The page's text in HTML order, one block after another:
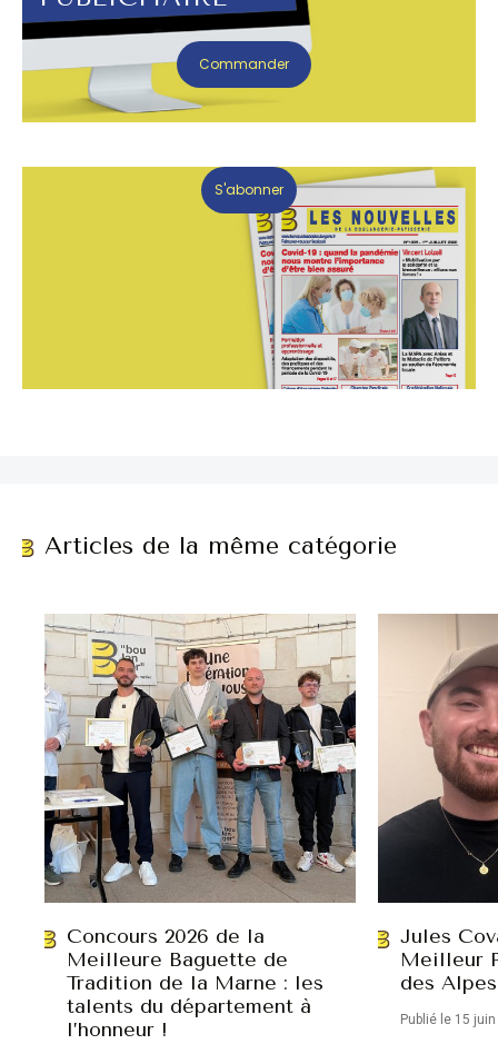
Commander
S'abonner
Articles de la même catégorie
Concours 2026 de la
Meilleure Baguette de
Tradition de la Marne : les
talents du département à
l’honneur !
Jules
Meilleur
des
Publié le 15